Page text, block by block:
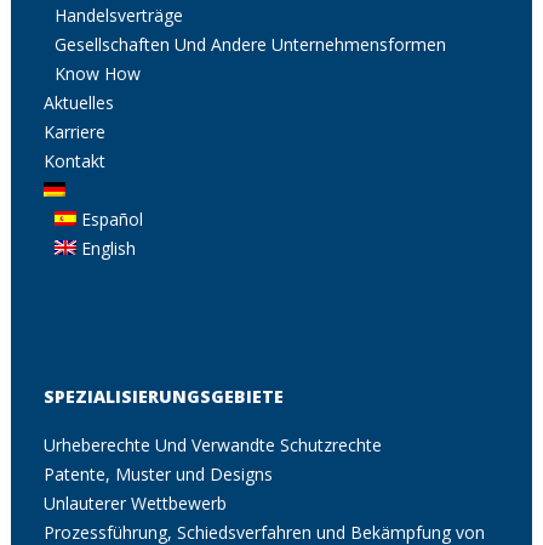
Handelsverträge
Gesellschaften Und Andere Unternehmensformen
Know How
Aktuelles
Karriere
Kontakt
Español
English
SPEZIALISIERUNGSGEBIETE
Urheberechte Und Verwandte Schutzrechte
Patente, Muster und Designs
Unlauterer Wettbewerb
Prozessführung, Schiedsverfahren und Bekämpfung von